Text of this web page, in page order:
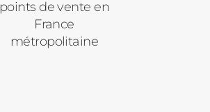
points de vente en
France
métropolitaine